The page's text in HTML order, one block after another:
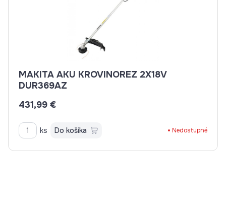
MAKITA AKU KROVINOREZ 2X18V
DUR369AZ
431,99 €
ks Do košíka Nedostupné